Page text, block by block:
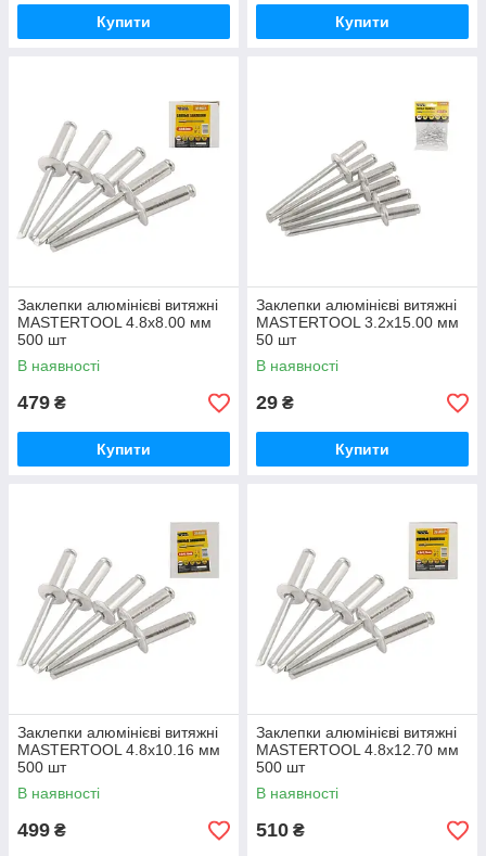
Купити Купити
Заклепки алюмінієві витяжні
MASTERTOOL 4.8х8.00 мм
500 шт
В наявності
479 ₴
Купити
Заклепки алюмінієві витяжні
MASTERTOOL 3.2х15.00 мм
50 шт
В наявності
29 ₴
Купити
Заклепки алюмінієві витяжні
MASTERTOOL 4.8х10.16 мм
500 шт
В наявності
499 ₴
Заклепки алюмінієві витяжні
MASTERTOOL 4.8х12.70 мм
500 шт
В наявності
510 ₴